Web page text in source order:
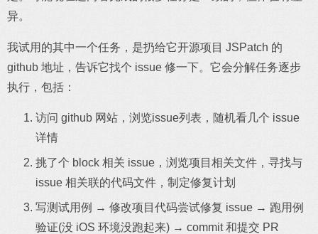
异。
我试用的其中一个任务，是扔给它开源项目 JSPatch 的
github 地址，告诉它找个 issue 修一下。它会分解任务逐步
执行，包括：
访问 github 网站，浏览issue列表，随机看几个 issue
详情
挑了个 block 相关 issue，浏览项目相关文件，寻找与
issue 相关联的代码文件，制定修复计划
写测试用例 → 修改项目代码尝试修复 issue → 跑用例
验证(没 iOS 环境没跑起来) → commit 和提交 PR